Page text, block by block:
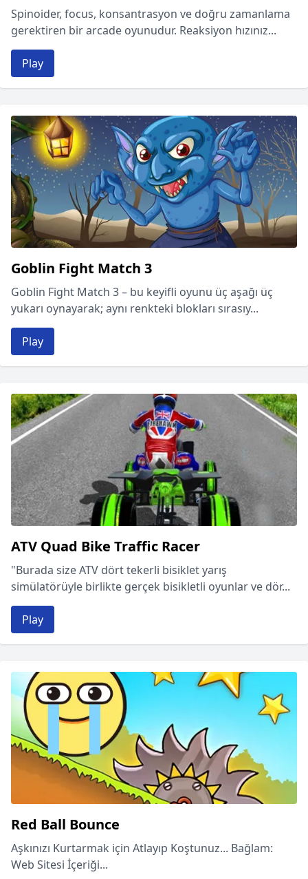
Spinoider, focus, konsantrasyon ve doğru zamanlama
gerektiren bir arcade oyunudur. Reaksiyon hızınız...
Play
Goblin Fight Match 3
Goblin Fight Match 3 – bu keyifli oyunu üç aşağı üç
yukarı oynayarak; aynı renkteki blokları sırasıy...
Play
ATV Quad Bike Traffic Racer
"Burada size ATV dört tekerli bisiklet yarış
simülatörüyle birlikte gerçek bisikletli oyunlar ve dör...
Play
Red Ball Bounce
Aşkınızı Kurtarmak için Atlayıp Koştunuz... Bağlam:
Web Sitesi İçeriği...